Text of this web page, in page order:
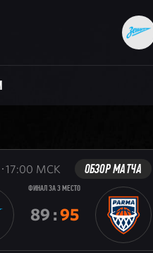
17:00 МСК ОБЗОР МАТЧА
ФИНАЛ ЗА 3 МЕСТО
89:95